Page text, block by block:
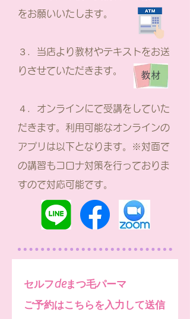
をお願いいたします。
３．当店より教材やテキストをお送
りさせていただきます。
​４．オンラインにて受講をしていた
だきます。利用可能なオンラインの
アプリは以下となります。※対面で
の講習もコロナ対策を行っておりま
すので対応可能です。
教材
セルフdeまつ毛パーマ
ご予約はこちらを入力して送信